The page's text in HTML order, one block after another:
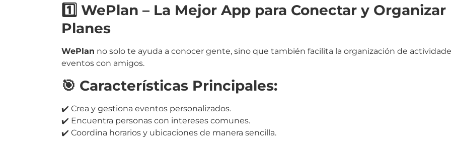
1️⃣ WePlan – La Mejor App para Conectar y Organizar
Planes
WePlan no solo te ayuda a conocer gente, sino que también facilita la organización de
eventos con amigos.
🎯 Características Principales:
✔️ Crea y gestiona eventos personalizados.
✔️ Encuentra personas con intereses comunes.
✔️ Coordina horarios y ubicaciones de manera sencilla.